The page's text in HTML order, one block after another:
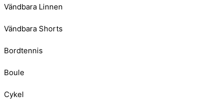
Vändbara Linnen
Vändbara Shorts
Bordtennis
Boule
Cykel